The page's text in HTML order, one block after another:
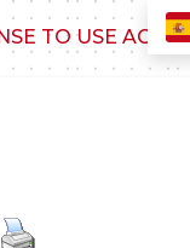
TO USE